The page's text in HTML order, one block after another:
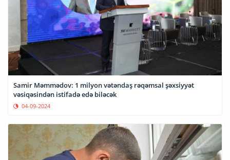
Samir Məmmədov: 1 milyon vətəndaş rəqəmsal şəxsiyyət
vəsiqəsindən istifadə edə biləcək
04-09-2024